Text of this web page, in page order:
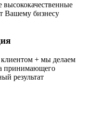
высококачественные
Вашему бизнесу
клиентом + мы делаем
принимающего
результат